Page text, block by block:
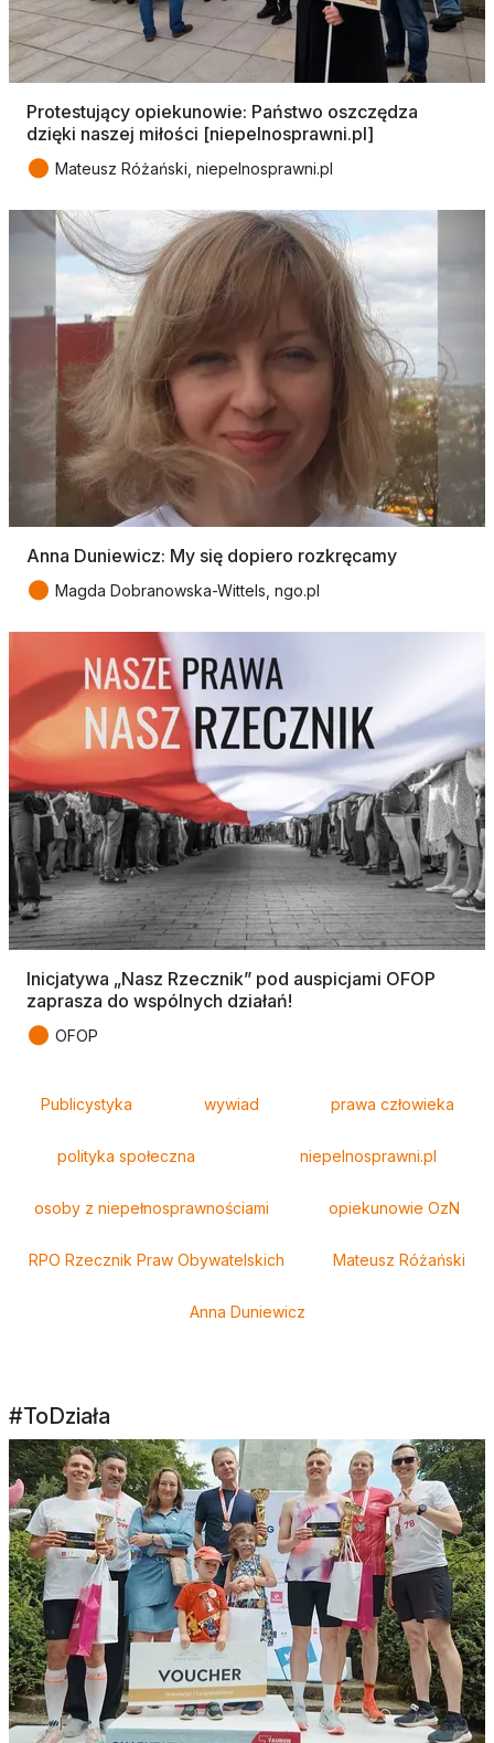
Protestujący opiekunowie: Państwo oszczędza
dzięki naszej miłości [niepelnosprawni.pl]
● Mateusz Różański, niepelnosprawni.pl
Anna Duniewicz: My się dopiero rozkręcamy
● Magda Dobranowska-Wittels, ngo.pl
Inicjatywa „Nasz Rzecznik” pod auspicjami OFOP
zaprasza do wspólnych działań!
● OFOP
Publicystyka wywiad prawa człowieka
polityka społeczna niepelnosprawni.pl
osoby z niepełnosprawnościami opiekunowie OzN
RPO Rzecznik Praw Obywatelskich Mateusz Różański
Anna Duniewicz
#ToDziała